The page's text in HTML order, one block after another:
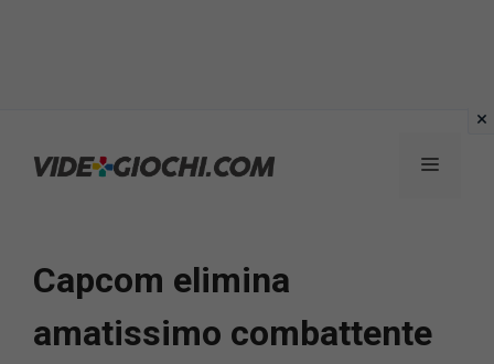
Menu
Capcom elimina
amatissimo combattente